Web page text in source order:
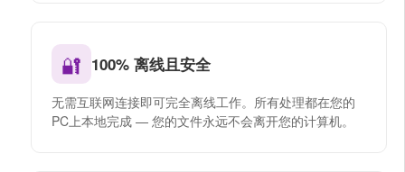
🔐 100% 离线且安全
无需互联网连接即可完全离线工作。所有处理都在您的
PC上本地完成 — 您的文件永远不会离开您的计算机。